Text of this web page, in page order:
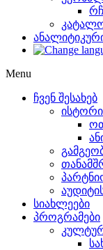
Menu
ჩვენ შესახებ
სიახლეები
პროგრამები